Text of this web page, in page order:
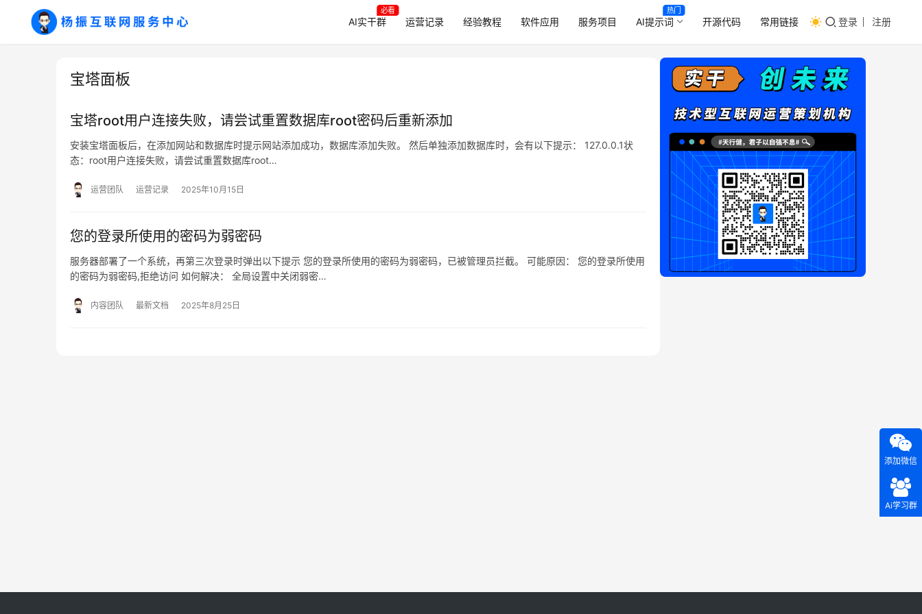
AI实干群
必看
运营记录 经验教程 软件应用 服务项目 AI提示词
热门
开源代码 常用链接 登录 注册
宝塔面板
宝塔root用户连接失败，请尝试重置数据库root密码后重新添加
安装宝塔面板后，在添加网站和数据库时提示网站添加成功，数据库添加失败。 然后单独添加数据库时，会有以下提示： 127.0.0.1状
态：root用户连接失败，请尝试重置数据库root…
运营团队 运营记录 2025年10月15日
您的登录所使用的密码为弱密码
服务器部署了一个系统，再第三次登录时弹出以下提示 您的登录所使用的密码为弱密码，已被管理员拦截。 可能原因： 您的登录所使用
的密码为弱密码,拒绝访问 如何解决： 全局设置中关闭弱密…
内容团队 最新文档 2025年8月25日
添加微信
Ai学习群